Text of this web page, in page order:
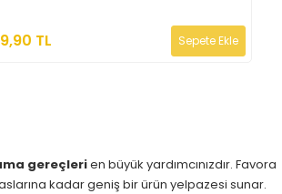
TL Sepete Ekle
gereçlerien büyük yardımcınızdır. Favora
kadar geniş bir ürün yelpazesi sunar.